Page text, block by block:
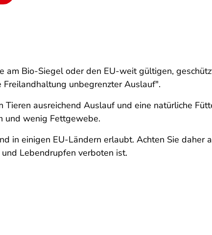
am Bio-Siegel oder den EU-weit gültigen,
unbegrenzter Auslauf".
ausreichend Auslauf und eine natürliche
und wenig Fettgewebe.
in einigen EU-Ländern erlaubt. Achten Sie daher
Lebendrupfen verboten ist.